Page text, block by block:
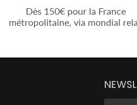
Dès 150€ pour la France
métropolitaine, via mondial